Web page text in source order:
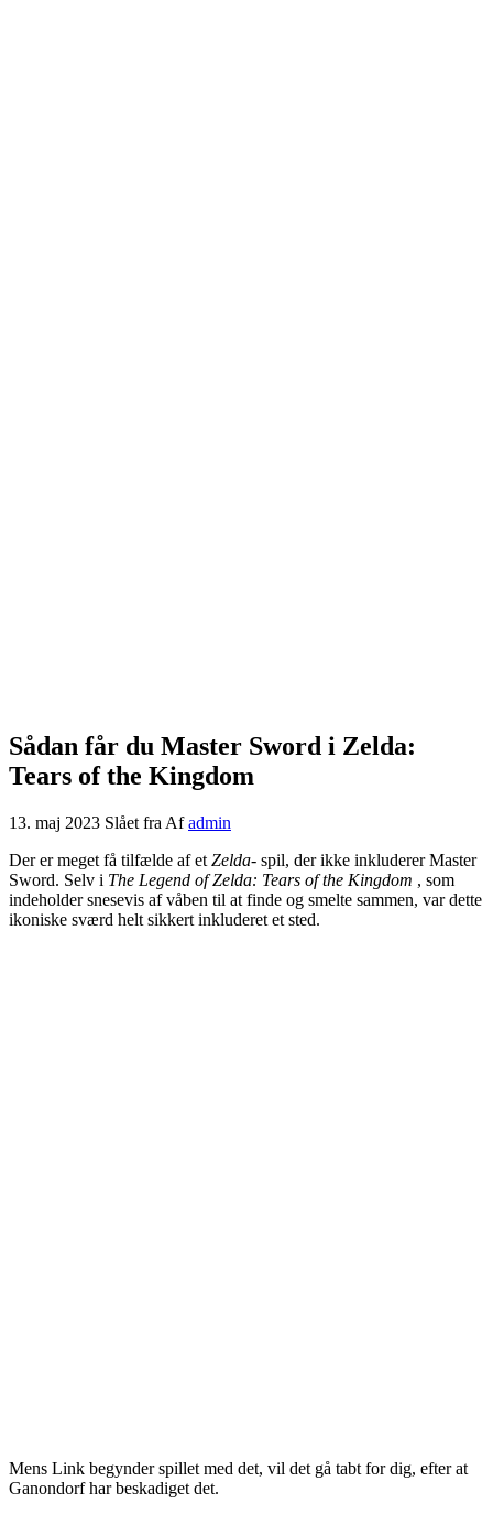
Sådan får du Master Sword i Zelda:
Tears of the Kingdom
13. maj 2023 Slået fra Af admin
Der er meget få tilfælde af et Zelda- spil, der ikke inkluderer Master
Sword. Selv i The Legend of Zelda: Tears of the Kingdom , som
indeholder snesevis af våben til at finde og smelte sammen, var dette
ikoniske sværd helt sikkert inkluderet et sted.
Mens Link begynder spillet med det, vil det gå tabt for dig, efter at
Ganondorf har beskadiget det.